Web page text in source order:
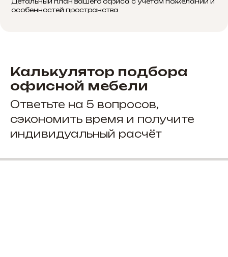
особенностей пространства
Калькулятор подбора
офисной мебели
Ответьте на 5 вопросов,
сэкономить время и получите
индивидуальный расчёт